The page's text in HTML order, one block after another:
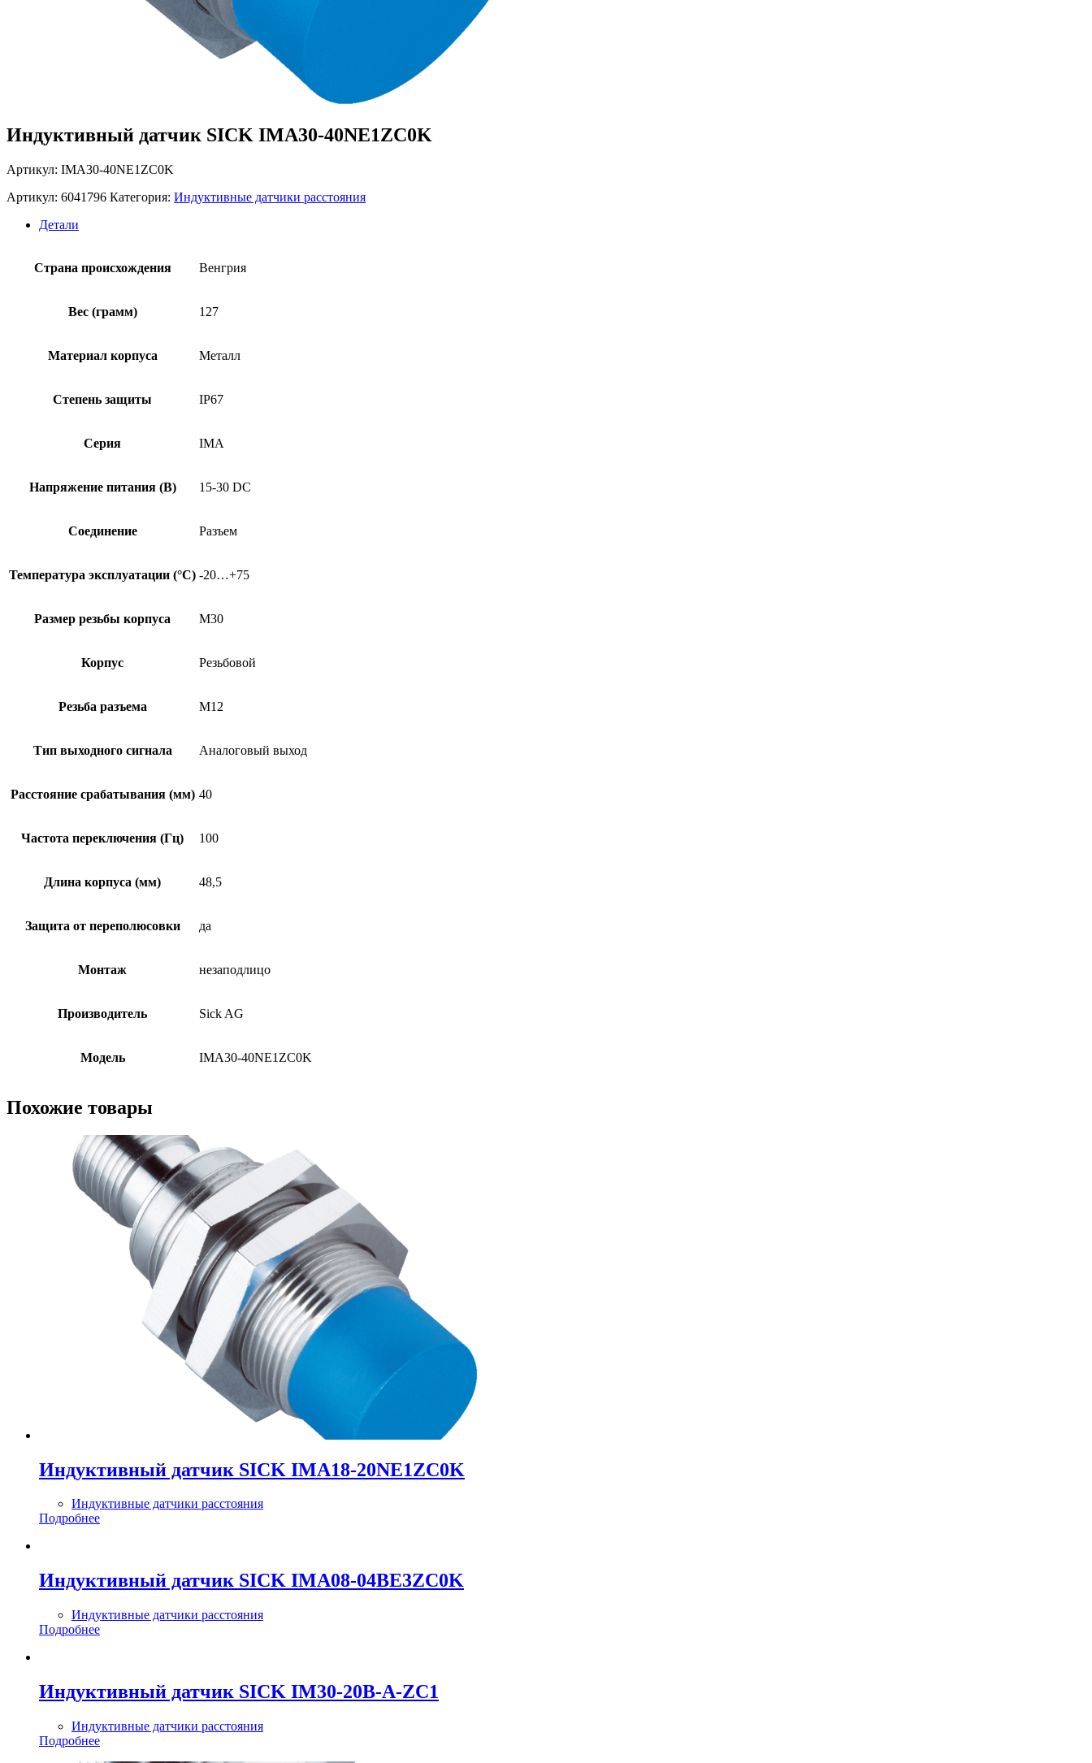
Индуктивный датчик SICK IMA30-40NE1ZC0K
Артикул: IMA30-40NE1ZC0K
Артикул: 6041796 Категория: Индуктивные датчики расстояния
Детали
Страна происхождения Венгрия
Вес (грамм) 127
Материал корпуса Металл
Степень защиты IP67
Серия IMA
Напряжение питания (В) 15-30 DC
Соединение Разъем
Температура эксплуатации (°C) -20…+75
Размер резьбы корпуса M30
Корпус Резьбовой
Резьба разъема M12
Тип выходного сигнала Аналоговый выход
Расстояние срабатывания (мм) 40
Частота переключения (Гц) 100
Длина корпуса (мм) 48,5
Защита от переполюсовки да
Монтаж незаподлицо
Производитель Sick AG
Модель IMA30-40NE1ZC0K
Похожие товары
Индуктивный датчик SICK IMA18-20NE1ZC0K
Индуктивные датчики расстояния
Подробнее
Индуктивный датчик SICK IMA08-04BE3ZC0K
Индуктивные датчики расстояния
Подробнее
Индуктивный датчик SICK IM30-20B-A-ZC1
Индуктивные датчики расстояния
Подробнее